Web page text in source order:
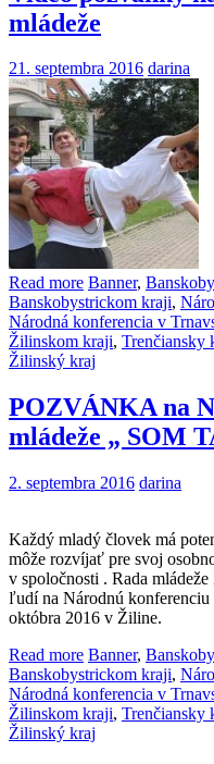
mládeže
21. septembra 2016 darina
Read more Banner,
Banskobystrickom kraji,
Národná konferencia v
Žilinskom kraji, Trenčiansky
Žilinský kraj
POZVÁNKA na
mládeže „ SOM
2. septembra 2016 darina
Každý mladý človek má
môže rozvíjať pre svoj
v spoločnosti . Rada
ľudí na Národnú konferenciu
októbra 2016 v Žiline.
Read more Banner,
Banskobystrickom kraji,
Národná konferencia v
Žilinskom kraji, Trenčiansky
Žilinský kraj